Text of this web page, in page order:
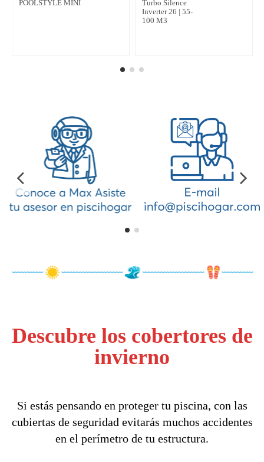
POOLSTYLE MINI
Turbo Silence
Inverter 26 | 55-
100 M3
Descubre los cobertores de
invierno
Si estás pensando en proteger tu piscina, con las
cubiertas de seguridad evitarás muchos accidentes
en el perímetro de tu estructura.